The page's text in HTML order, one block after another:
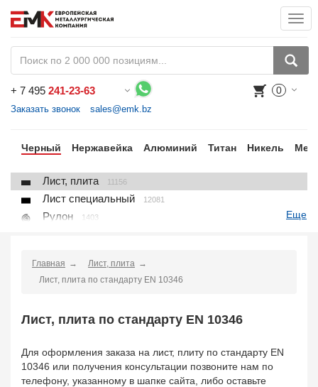
+ 7 495 241-23-63
Заказать звонок sales@emk.bz
0
Черный Нержавейка Алюминий Титан Никель
Лист, плита 11156
Лист специальный 12081
Рулон 1403
Полоса 10866
Шестигранник
Арматура 10
Балка двутавровая
Балка тавровая
Еще
Главная
Лист, плита
Лист, плита по стандарту EN 10346
Лист, плита по стандарту EN 10346
Для оформления заказа на лист, плиту по стандарту EN
10346 или получения консультации позвоните нам по
телефону, указанному в шапке сайта, либо оставьте